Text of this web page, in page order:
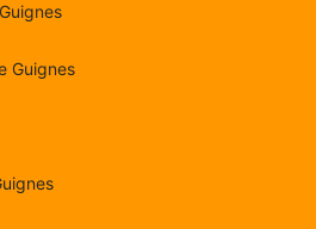
Guignes